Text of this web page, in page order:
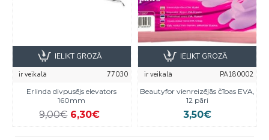
ir veikalā
77030
Erlinda divpusējs elevators
160mm
9,00€ 6,30€
IELIKT GROZĀ
ir veikalā
PA180002
Beautyfor vienreizējās čības EVA,
12 pāri
3,50€
IELIKT GROZĀ